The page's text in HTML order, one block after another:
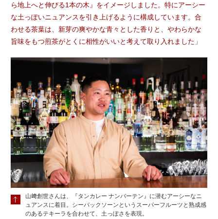
ら地上へと伸びる1本の木』をイメージしました。特にアーシー
な土っぽいニュアンスを引き上げるように構成しています。合
わせる茶葉は、新芽の爽やかな青々とした香りと、やわらかな
旨味をもつ煎茶がとくに相性がいいと考えて取り入れました」
山﨑創世さんは、『タンカレー ナンバーテン』に潜むアーシーなニ
ュアンスに着目。シーバックソーンというスーパーフルーツと熟成感
のあるテキーラを合わせて、土っぽさを表現。